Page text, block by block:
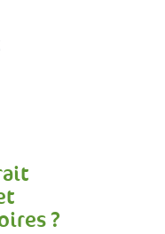
?